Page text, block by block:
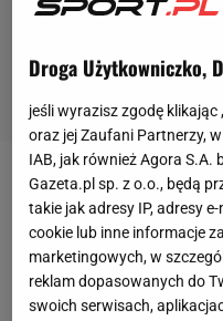
- Od samego
potrafiliśmy stwarzać
strzeliliśmy gola. [...]
próbowaliśmy grać
Droga Użytkowniczko,
jeśli wyrazisz zgodę klikając
oraz jej Zaufani Partnerzy,
IAB, jak również Agora S.A.
Gazeta.pl sp. z o.o., będą
takie jak adresy IP, adresy
cookie lub inne informacje
marketingowych, w
reklam dopasowanych do
swoich serwisach,